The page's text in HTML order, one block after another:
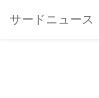
サードニュース